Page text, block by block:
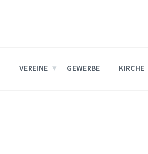
VEREINE GEWERBE KIRCHE